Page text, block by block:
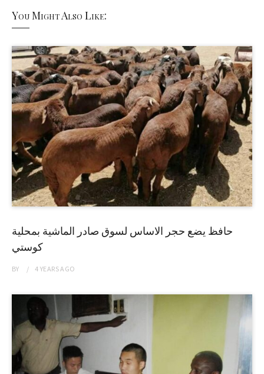
You Might Also Like:
حافظ يضع حجر الاساس لسوق صادر الماشية بمحلية
كوستي
BY 4 YEARSAGO